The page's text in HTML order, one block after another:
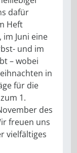
dafür
Heft
Juni eine
und im
– wobei
in
für die
1.
des
freuen uns
vielfältiges